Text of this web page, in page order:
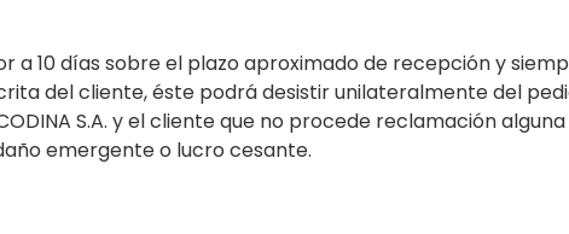
a 10 días sobre el plazo aproximado de recepción y
del cliente, éste podrá desistir unilateralmente del
S.A. y el cliente que no procede reclamación
emergente o lucro cesante.